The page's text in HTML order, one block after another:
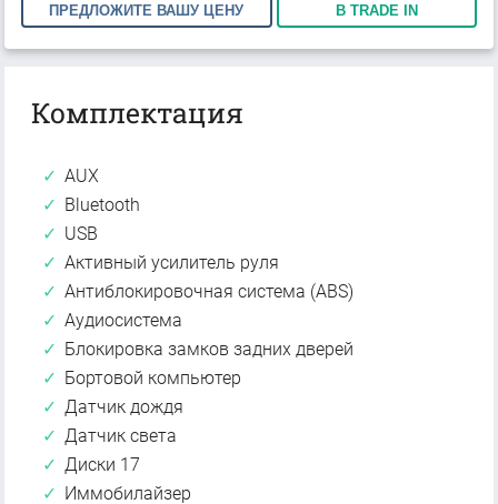
ПРЕДЛОЖИТЕ ВАШУ ЦЕНУ В TRADE IN
Комплектация
AUX
Bluetooth
USB
Активный усилитель руля
Антиблокировочная система (ABS)
Аудиосистема
Блокировка замков задних дверей
Бортовой компьютер
Датчик дождя
Датчик света
Диски 17
Иммобилайзер